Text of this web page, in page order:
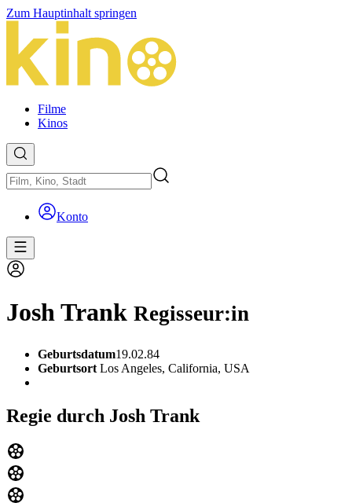
Zum Hauptinhalt springen
Filme
Kinos
Konto
Josh Trank Regisseur:in
Geburtsdatum19.02.84
Geburtsort Los Angeles, California, USA
Regie durch Josh Trank